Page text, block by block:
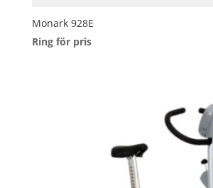
Monark 928E
Ring för pris